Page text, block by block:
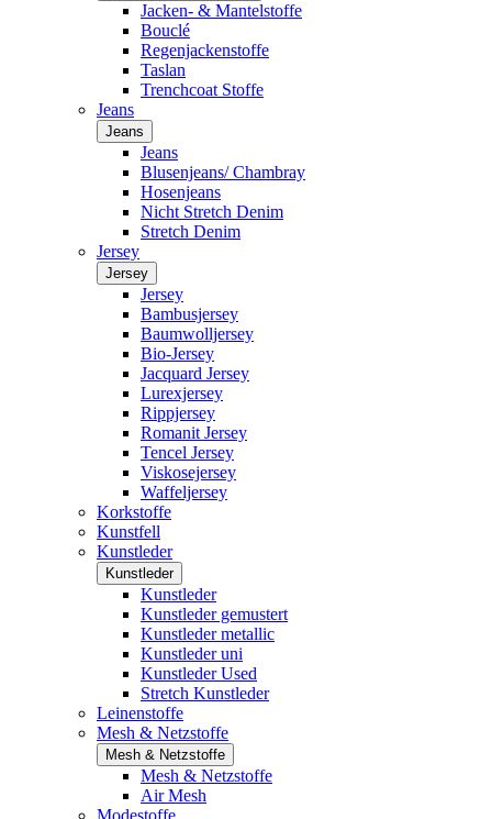
Jacken- & Mantelstoffe
Bouclé
Regenjackenstoffe
Taslan
Trenchcoat Stoffe
Jeans
Jeans
Jeans
Blusenjeans/ Chambray
Hosenjeans
Nicht Stretch Denim
Stretch Denim
Jersey
Jersey
Jersey
Bambusjersey
Baumwolljersey
Bio-Jersey
Jacquard Jersey
Lurexjersey
Rippjersey
Romanit Jersey
Tencel Jersey
Viskosejersey
Waffeljersey
Korkstoffe
Kunstfell
Kunstleder
Kunstleder
Kunstleder
Kunstleder gemustert
Kunstleder metallic
Kunstleder uni
Kunstleder Used
Stretch Kunstleder
Leinenstoffe
Mesh & Netzstoffe
Mesh & Netzstoffe
Mesh & Netzstoffe
Air Mesh
Modestoffe